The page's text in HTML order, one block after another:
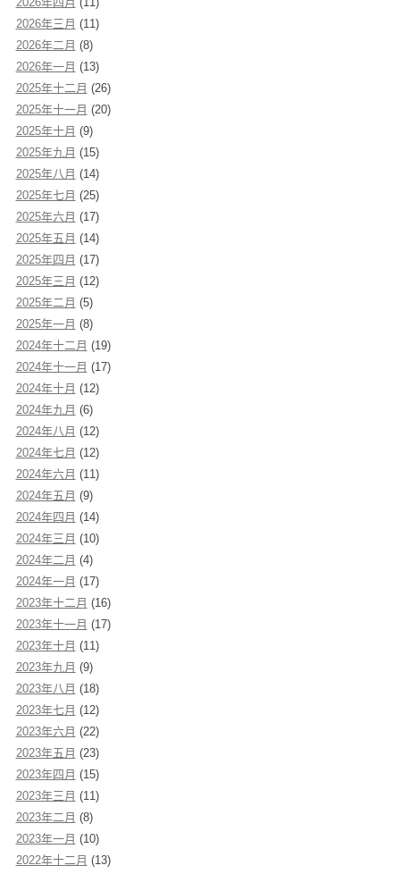
2026年三月 (11)
2026年二月 (8)
2026年一月 (13)
2025年十二月 (26)
2025年十一月 (20)
2025年十月 (9)
2025年九月 (15)
2025年八月 (14)
2025年七月 (25)
2025年六月 (17)
2025年五月 (14)
2025年四月 (17)
2025年三月 (12)
2025年二月 (5)
2025年一月 (8)
2024年十二月 (19)
2024年十一月 (17)
2024年十月 (12)
2024年九月 (6)
2024年八月 (12)
2024年七月 (12)
2024年六月 (11)
2024年五月 (9)
2024年四月 (14)
2024年三月 (10)
2024年二月 (4)
2024年一月 (17)
2023年十二月 (16)
2023年十一月 (17)
2023年十月 (11)
2023年九月 (9)
2023年八月 (18)
2023年七月 (12)
2023年六月 (22)
2023年五月 (23)
2023年四月 (15)
2023年三月 (11)
2023年二月 (8)
2023年一月 (10)
2022年十二月 (13)